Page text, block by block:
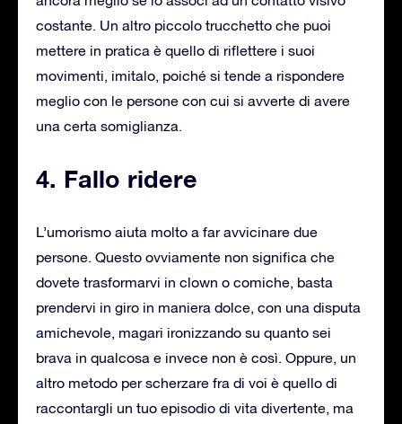
costante. Un altro piccolo trucchetto che puoi
mettere in pratica è quello di riflettere i suoi
movimenti, imitalo, poiché si tende a rispondere
meglio con le persone con cui si avverte di avere
una certa somiglianza.
4. Fallo ridere
L’umorismo aiuta molto a far avvicinare due
persone. Questo ovviamente non significa che
dovete trasformarvi in clown o comiche, basta
prendervi in giro in maniera dolce, con una disputa
amichevole, magari ironizzando su quanto sei
brava in qualcosa e invece non è così. Oppure, un
altro metodo per scherzare fra di voi è quello di
raccontargli un tuo episodio di vita divertente, ma